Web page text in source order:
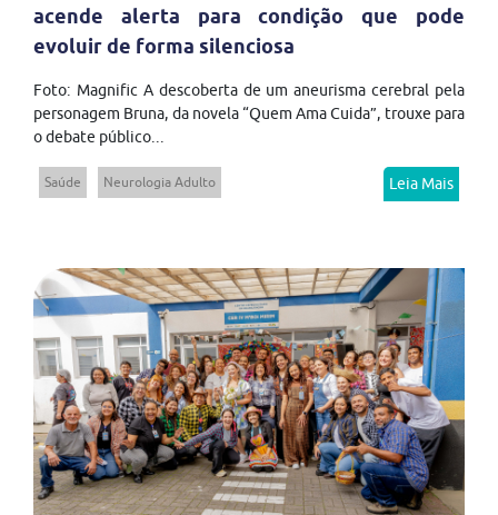
acende alerta para condição que pode
evoluir de forma silenciosa
Foto: Magnific A descoberta de um aneurisma cerebral pela
personagem Bruna, da novela “Quem Ama Cuida”, trouxe para
o debate público...
Saúde Neurologia Adulto Leia Mais